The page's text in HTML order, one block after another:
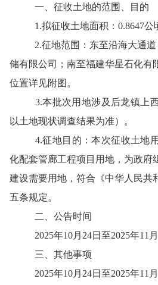
一、征收土地的范围、
目的
1.拟征收土地面积： 0.8647公
2.征地范围：东至沿海大通道
储有限公司
；南至福建华星石化有
位置详见附图。
3.本批次用地涉及 后龙镇 上
以土地现状调查结果为准）。
4.征地目的：本次征收土地
化配套管廊工程项目用地 ， 为政府
建设需要用地，符合《中华人民共
五条规定。
二、公告时间
2025年10月 24日至2025年11 月
三、其他事项
2025年10月 24日至2025年11 月